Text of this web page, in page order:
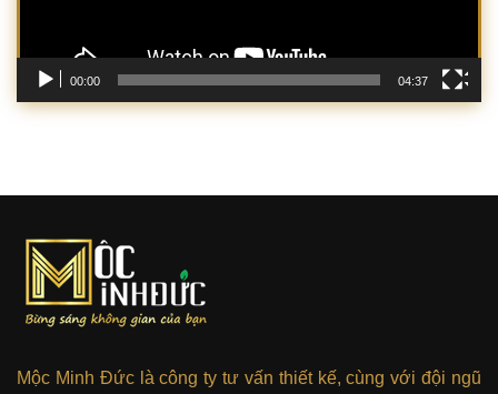
00:00 04:37
Mộc Minh Đức là công ty tư vấn thiết kế, cùng với đội ngũ